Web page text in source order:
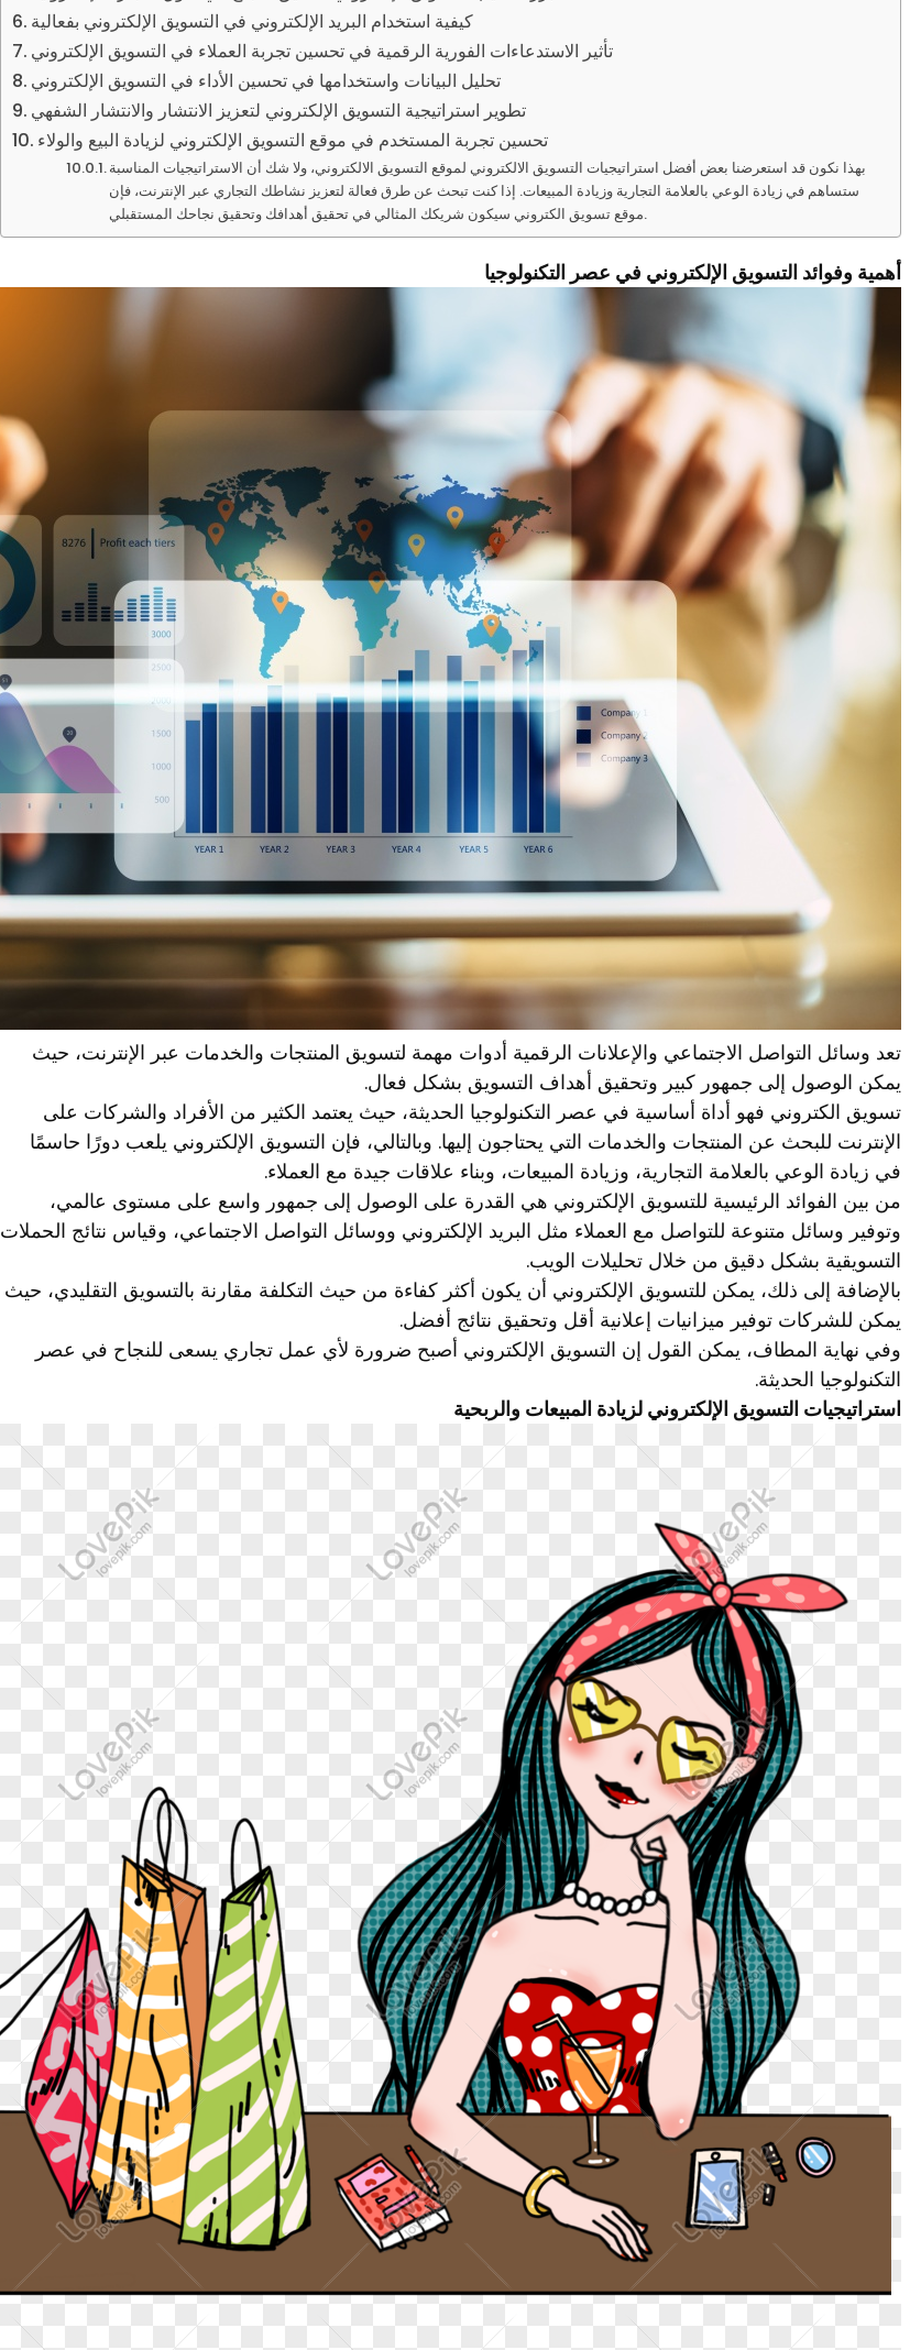
كيفية استخدام البريد الإلكتروني في التسويق الإلكتروني بفعالية
تأثير الاستدعاءات الفورية الرقمية في تحسين تجربة العملاء في التسويق الإلكتروني
تحليل البيانات واستخدامها في تحسين الأداء في التسويق الإلكتروني
تطوير استراتيجية التسويق الإلكتروني لتعزيز الانتشار والانتشار الشفهي
تحسين تجربة المستخدم في موقع التسويق الإلكتروني لزيادة البيع والولاء
بهذا نكون قد استعرضنا بعض أفضل استراتيجيات التسويق الالكتروني لموقع التسويق الالكتروني، ولا شك أن الاستراتيجيات المناسبة
ستساهم في زيادة الوعي بالعلامة التجارية وزيادة المبيعات. إذا كنت تبحث عن طرق فعالة لتعزيز نشاطك التجاري عبر الإنترنت، فإن
موقع تسويق الكتروني سيكون شريكك المثالي في تحقيق أهدافك وتحقيق نجاحك المستقبلي.
أهمية وفوائد التسويق الإلكتروني في عصر التكنولوجيا
تعد وسائل التواصل الاجتماعي والإعلانات الرقمية أدوات مهمة لتسويق المنتجات والخدمات عبر الإنترنت، حيث
يمكن الوصول إلى جمهور كبير وتحقيق أهداف التسويق بشكل فعال.
تسويق الكتروني فهو أداة أساسية في عصر التكنولوجيا الحديثة، حيث يعتمد الكثير من الأفراد والشركات على
الإنترنت للبحث عن المنتجات والخدمات التي يحتاجون إليها. وبالتالي، فإن التسويق الإلكتروني يلعب دورًا حاسمًا
في زيادة الوعي بالعلامة التجارية، وزيادة المبيعات، وبناء علاقات جيدة مع العملاء.
من بين الفوائد الرئيسية للتسويق الإلكتروني هي القدرة على الوصول إلى جمهور واسع على مستوى عالمي،
وتوفير وسائل متنوعة للتواصل مع العملاء مثل البريد الإلكتروني ووسائل التواصل الاجتماعي، وقياس نتائج الحملات
التسويقية بشكل دقيق من خلال تحليلات الويب.
بالإضافة إلى ذلك، يمكن للتسويق الإلكتروني أن يكون أكثر كفاءة من حيث التكلفة مقارنة بالتسويق التقليدي، حيث
يمكن للشركات توفير ميزانيات إعلانية أقل وتحقيق نتائج أفضل.
وفي نهاية المطاف، يمكن القول إن التسويق الإلكتروني أصبح ضرورة لأي عمل تجاري يسعى للنجاح في عصر
التكنولوجيا الحديثة.
استراتيجيات التسويق الإلكتروني لزيادة المبيعات والربحية